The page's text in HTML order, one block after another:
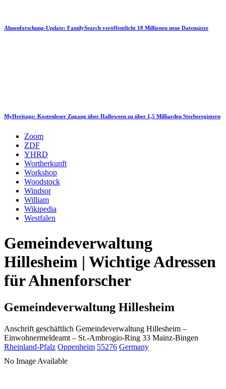
Ahnenforschung-Update: FamilySearch veröffentlicht 18 Millionen neue Datensätze
MyHeritage: Kostenloser Zugang über Halloween zu über 1,5 Milliarden Sterberegistern
Zoom
ZDF
YHRD
Wortherkunft
Workshop
Woodstock
Windsor
William
Wikipedia
Westfalen
Gemeindeverwaltung
Hillesheim | Wichtige Adressen
für Ahnenforscher
Gemeindeverwaltung Hillesheim
Anschrift geschäftlich Gemeindeverwaltung Hillesheim –
Einwohnermeldeamt – St.-Ambrogio-Ring 33 Mainz-Bingen
Rheinland-Pfalz Oppenheim 55276 Germany
No Image Available